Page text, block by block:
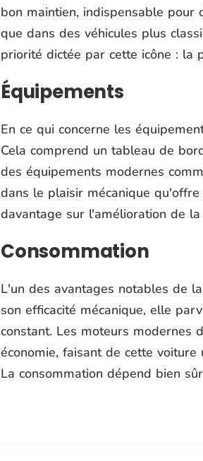
bon maintien, indispensable pour
que dans des véhicules plus
priorité dictée par cette icône : la
Équipements
En ce qui concerne les
Cela comprend un tableau de
des équipements modernes
dans le plaisir mécanique
davantage sur l'amélioration de
Consommation
L'un des avantages notables de la
son efficacité mécanique, elle
constant. Les moteurs modernes
économie, faisant de cette
La consommation dépend bien